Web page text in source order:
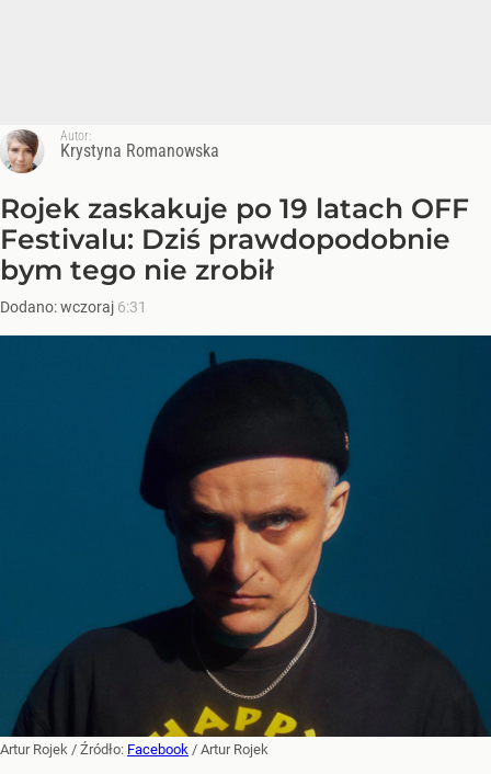
Autor:
Krystyna Romanowska
Rojek zaskakuje po 19 latach OFF
Festivalu: Dziś prawdopodobnie
bym tego nie zrobił
Dodano:wczoraj 6:31
Artur Rojek / Źródło: Facebook / Artur Rojek